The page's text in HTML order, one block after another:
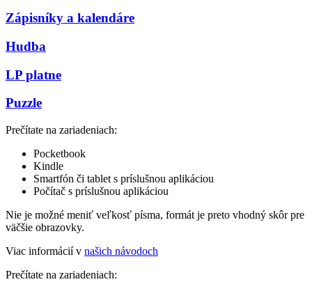
Zápisníky a kalendáre
Hudba
LP platne
Puzzle
Prečítate na zariadeniach:
Pocketbook
Kindle
Smartfón či tablet s príslušnou aplikáciou
Počítač s príslušnou aplikáciou
Nie je možné meniť veľkosť písma, formát je preto vhodný skôr pre
väčšie obrazovky.
Viac informácií v našich návodoch
Prečítate na zariadeniach: